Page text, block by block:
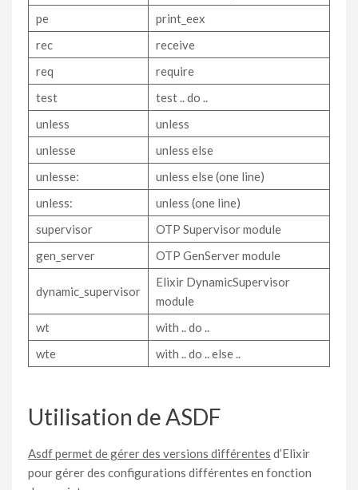
pe
print_eex
rec
receive
req
require
test
test .. do ..
unless
unless
unlesse
unless else
unlesse:
unless else (one line)
unless:
unless (one line)
supervisor
OTP Supervisor module
gen_server
OTP GenServer module
dynamic_supervisor
Elixir DynamicSupervisor
module
wt
with .. do ..
wte
with .. do .. else ..
Utilisation de ASDF
Asdf permet de gérer des versions différentes d’Elixir
pour gérer des configurations différentes en fonction